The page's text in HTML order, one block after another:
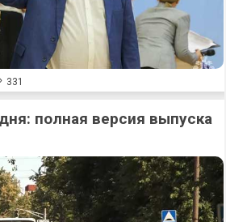
331
полная версия выпуска